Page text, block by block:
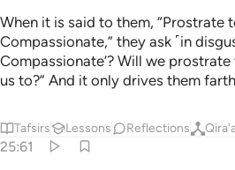
When it is said to them, “Prostrate
Compassionate,” they ask ˹in
Compassionate’? Will we
us to?” And it only drives them
Tafsirs Lessons Reflections
25:61